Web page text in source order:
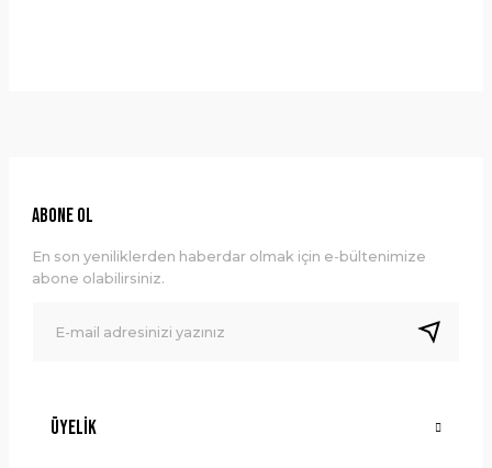
Ürün resmi kalitesiz, bozuk veya görüntülenemiyor.
Ürün bilgilerinde hatalar bulunuyor.
Bu ürüne benzer farklı alternatifler olmalı.
Üyelik
ABONE OL
En son yeniliklerden haberdar olmak için e-bültenimize
abone olabilirsiniz.